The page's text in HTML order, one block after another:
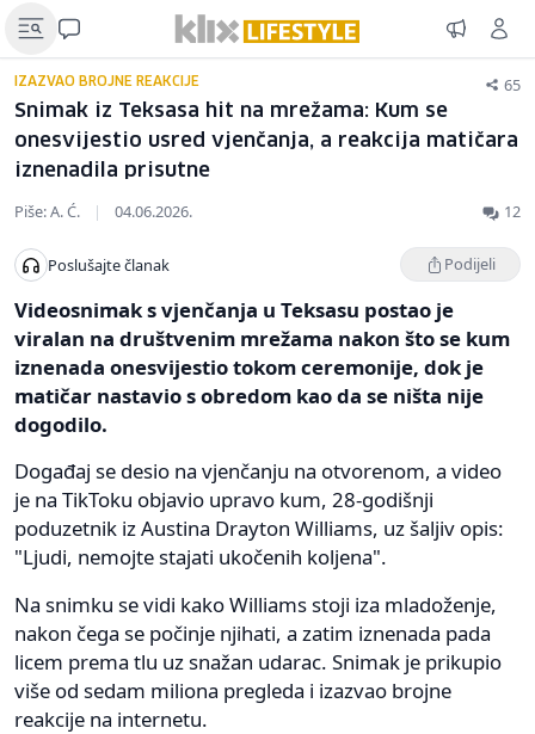
IZAZVAO BROJNE REAKCIJE 65
Snimak iz Teksasa hit na mrežama: Kum se
onesvijestio usred vjenčanja, a reakcija matičara
iznenadila prisutne
Piše: A. Ć. | 04.06.2026. 12
Poslušajte članak Podijeli
Videosnimak s vjenčanja u Teksasu postao je
viralan na društvenim mrežama nakon što se kum
iznenada onesvijestio tokom ceremonije, dok je
matičar nastavio s obredom kao da se ništa nije
dogodilo.
Događaj se desio na vjenčanju na otvorenom, a video
je na TikToku objavio upravo kum, 28-godišnji
poduzetnik iz Austina Drayton Williams, uz šaljiv opis:
"Ljudi, nemojte stajati ukočenih koljena".
Na snimku se vidi kako Williams stoji iza mladoženje,
nakon čega se počinje njihati, a zatim iznenada pada
licem prema tlu uz snažan udarac. Snimak je prikupio
više od sedam miliona pregleda i izazvao brojne
reakcije na internetu.